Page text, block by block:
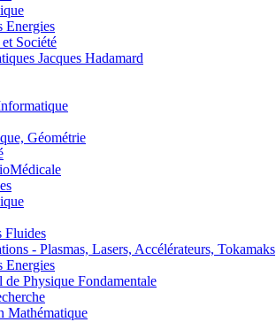
Energies
Société
Jacques Hadamard
Géométrie
Fluides
- Plasmas, Lasers, Accélérateurs, Tokamaks
Energies
Physique Fondamentale